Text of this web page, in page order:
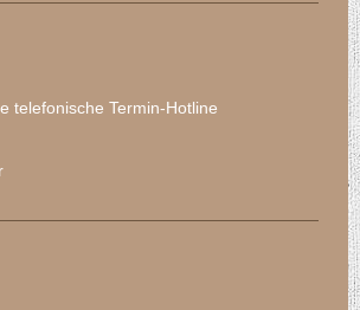
telefonische Termin-Hotline